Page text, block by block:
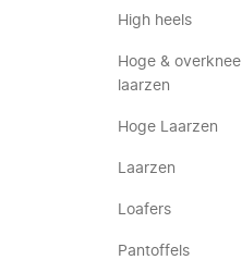
High heels
Hoge & overknee
laarzen
Hoge Laarzen
Laarzen
Loafers
Pantoffels